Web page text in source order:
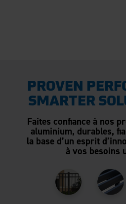
PROVEN
SMARTER
Faites confiance à nos
aluminium, durables,
la base d’un esprit
à vos besoins